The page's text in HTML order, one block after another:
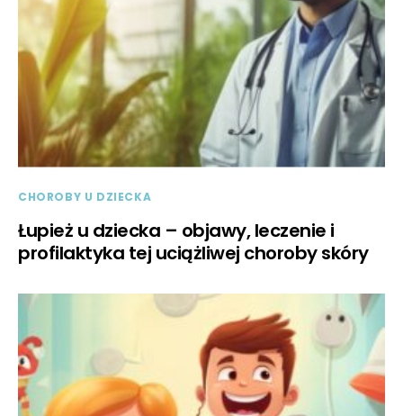
CHOROBY U DZIECKA
Łupież u dziecka – objawy, leczenie i
profilaktyka tej uciążliwej choroby skóry